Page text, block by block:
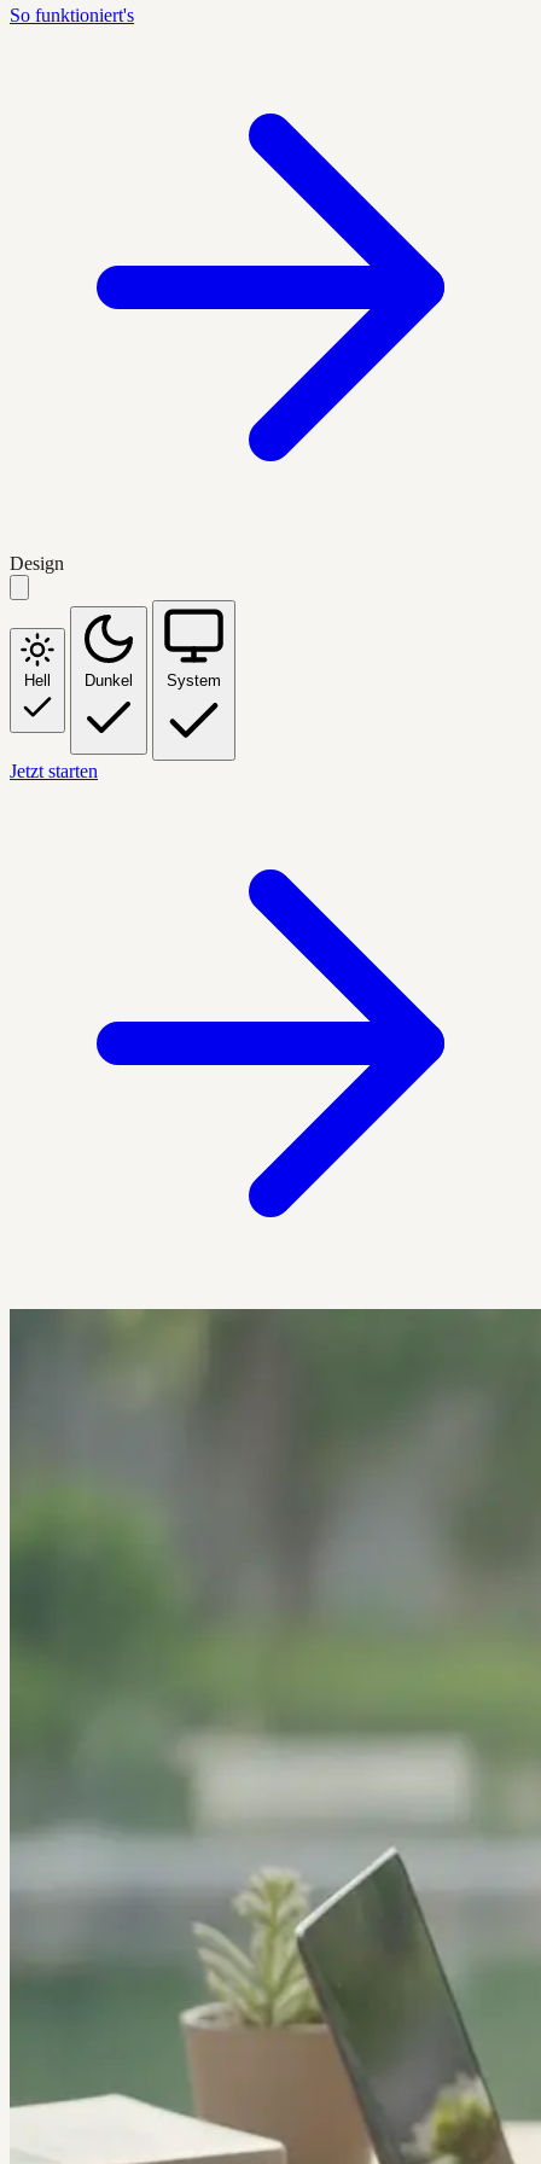
So funktioniert's
Design
Hell Dunkel System
Jetzt starten